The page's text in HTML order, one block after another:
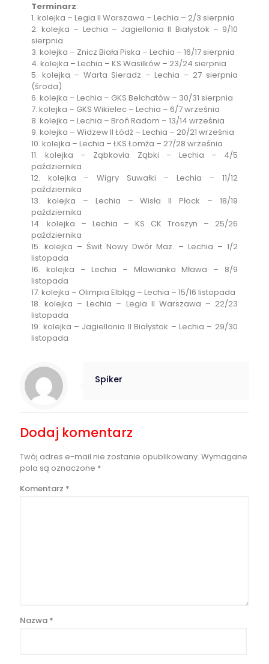
Terminarz:
1. kolejka – Legia II Warszawa – Lechia – 2/3 sierpnia
2. kolejka – Lechia – Jagiellonia II Białystok – 9/10
sierpnia
3. kolejka – Znicz Biała Piska – Lechia – 16/17 sierpnia
4. kolejka – Lechia – KS Wasilków – 23/24 sierpnia
5. kolejka – Warta Sieradz – Lechia – 27 sierpnia
(środa)
6. kolejka – Lechia – GKS Bełchatów – 30/31 sierpnia
7. kolejka – GKS Wikielec – Lechia – 6/7 września
8. kolejka – Lechia – Broń Radom – 13/14 września
9. kolejka – Widzew II Łódź – Lechia – 20/21 września
10. kolejka – Lechia – ŁKS Łomża – 27/28 września
11. kolejka – Ząbkovia Ząbki – Lechia – 4/5
października
12. kolejka – Wigry Suwałki – Lechia – 11/12
października
13. kolejka – Lechia – Wisła II Płock – 18/19
października
14. kolejka – Lechia – KS CK Troszyn – 25/26
października
15. kolejka – Świt Nowy Dwór Maz. – Lechia – 1/2
listopada
16. kolejka – Lechia – Mławianka Mława – 8/9
listopada
17. kolejka – Olimpia Elbląg – Lechia – 15/16 listopada
18. kolejka – Lechia – Legia II Warszawa – 22/23
listopada
19. kolejka – Jagiellonia II Białystok – Lechia – 29/30
listopada
Spiker
Dodaj komentarz
Twój adres e-mail nie zostanie opublikowany. Wymagane
pola są oznaczone *
Komentarz *
Nazwa *